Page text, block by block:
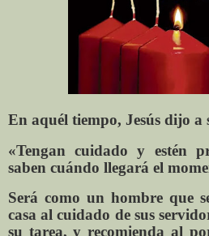
En aquél tiempo, Jesús dijo a
«Tengan cuidado y estén
saben cuándo llegará el
Será como un hombre que
casa al cuidado de sus
su tarea, y recomienda al